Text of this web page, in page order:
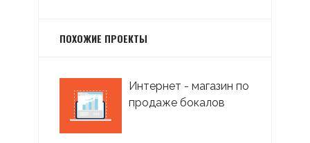
ПОХОЖИЕ ПРОЕКТЫ
Интернет - магазин по
продаже бокалов